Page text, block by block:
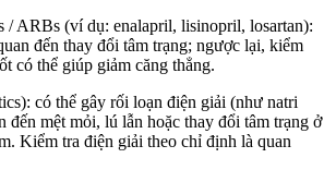
/ ARBs (ví dụ: enalapril, lisinopril, losartan):
đến thay đổi tâm trạng; ngược lại, kiểm
có thể giúp giảm căng thẳng.
có thể gây rối loạn điện giải (như natri
đến mệt mỏi, lú lẫn hoặc thay đổi tâm trạng ở
Kiểm tra điện giải theo chỉ định là quan